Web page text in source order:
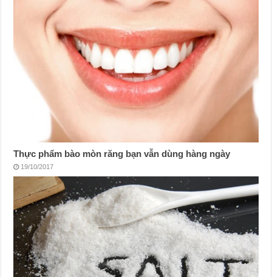
Thực phẩm bào mòn răng bạn vẫn dùng hàng ngày
19/10/2017